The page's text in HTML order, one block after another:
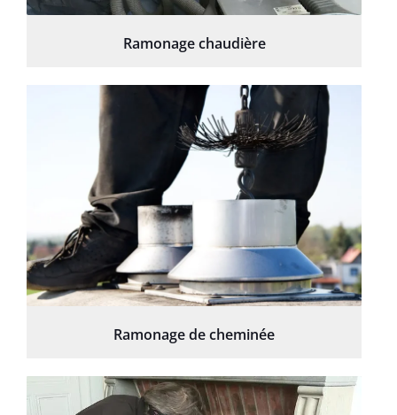
Ramonage chaudière
Ramonage de cheminée